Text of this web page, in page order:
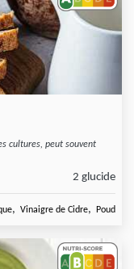
cultures, peut souvent
2 glucide
, Vinaigre de Cidre, Poudre